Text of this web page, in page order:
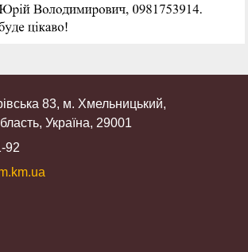
83, м. Хмельницький,
Україна, 29001
92